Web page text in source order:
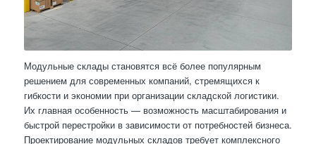
Модульные склады становятся всё более популярным
решением для современных компаний, стремящихся к
гибкости и экономии при организации складской логистики.
Их главная особенность — возможность масштабирования и
быстрой перестройки в зависимости от потребностей бизнеса.
Проектирование модульных складов требует комплексного